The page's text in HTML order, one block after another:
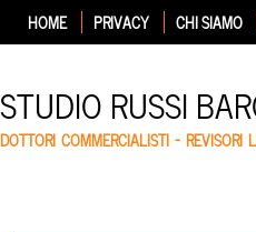
HOME PRIVACY CHI SIAMO
STUDIO RUSSI
DOTTORI COMMERCIALISTI –